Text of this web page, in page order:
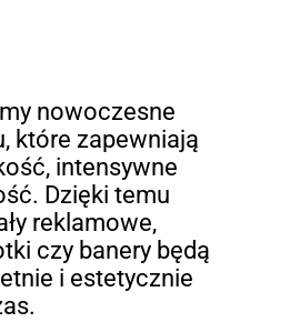
nowoczesne
które zapewniają
intensywne
Dzięki temu
reklamowe,
czy banery będą
i estetycznie